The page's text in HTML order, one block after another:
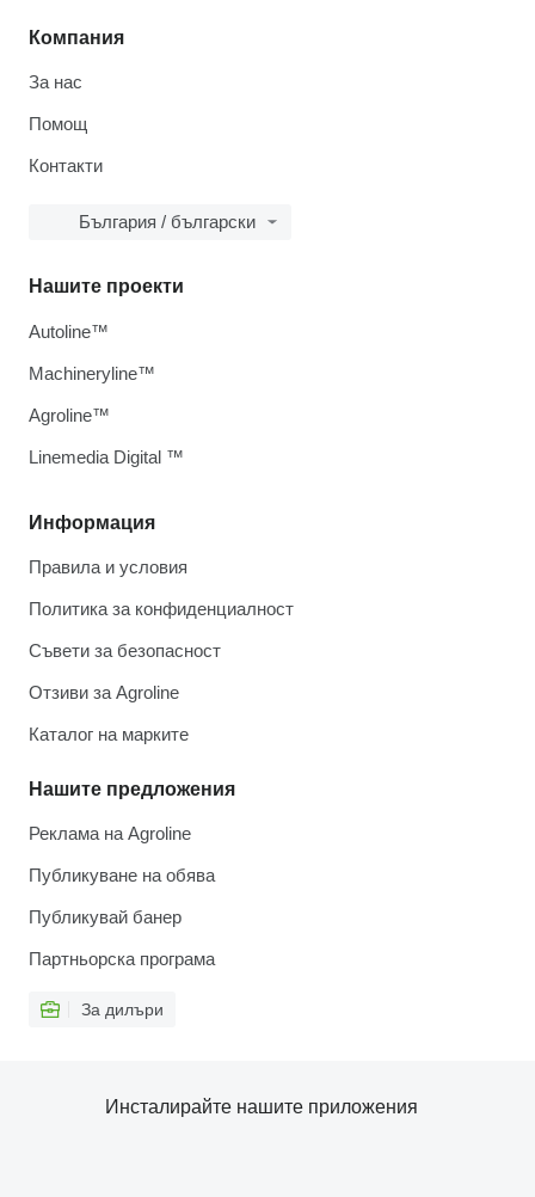
Компания
За нас
Помощ
Контакти
България / български
Информация
Правила и условия
Политика за конфиденциалност
Съвети за безопасност
Отзиви за Agroline
Каталог на марките
Нашите предложения
Реклама на Agroline
Публикуване на обява
Публикувай банер
Партньорска програма
За дилъри
Нашите проекти
Autoline™
Machineryline™
Agroline™
Linemedia Digital ™
Инсталирайте нашите приложения